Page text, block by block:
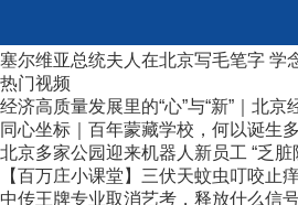
塞尔维亚总统夫人在北京写毛笔字 学
热门视频
经济高质量发展里的“心”与“新”｜北京
同心坐标｜百年蒙藏学校，何以诞生多
北京多家公园迎来机器人新员工 “乏
【百万庄小课堂】三伏天蚊虫叮咬止
中传王牌专业取消艺考，释放什么信